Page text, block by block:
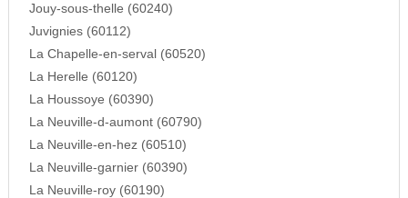
Jouy-sous-thelle (60240)
Juvignies (60112)
La Chapelle-en-serval (60520)
La Herelle (60120)
La Houssoye (60390)
La Neuville-d-aumont (60790)
La Neuville-en-hez (60510)
La Neuville-garnier (60390)
La Neuville-roy (60190)